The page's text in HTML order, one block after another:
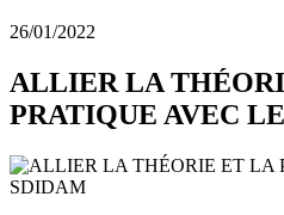
26/01/2022
ALLIER LA
PRATIQUE AVEC